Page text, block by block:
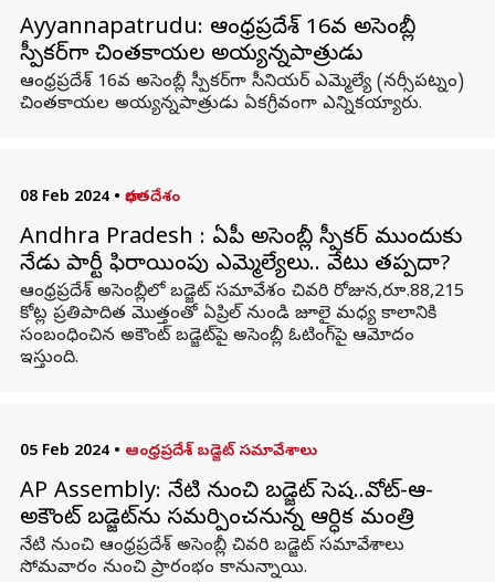
Ayyannapatrudu: ఆంధ్రప్రదేశ్‌ 16వ అసెంబ్లీ
స్పీకర్‌గా చింతకాయల అయ్యన్నపాత్రుడు
ఆంధ్రప్రదేశ్‌ 16వ అసెంబ్లీ స్పీకర్‌గా సీనియర్‌ ఎమ్మెల్యే (నర్సీపట్నం)
చింతకాయల అయ్యన్నపాత్రుడు ఏకగ్రీవంగా ఎన్నికయ్యారు.
08 Feb 2024 • భారతదేశం
Andhra Pradesh : ఏపీ అసెంబ్లీ స్పీకర్ ముందుకు
నేడు పార్టీ ఫిరాయింపు ఎమ్మెల్యేలు.. వేటు తప్పదా?
ఆంధ్రప్రదేశ్ అసెంబ్లీలో బడ్జెట్ సమావేశం చివరి రోజున,రూ.88,215
కోట్ల ప్రతిపాదిత మొత్తంతో ఏప్రిల్ నుండి జూలై మధ్య కాలానికి
సంబంధించిన అకౌంట్ బడ్జెట్‌పై అసెంబ్లీ ఓటింగ్‌పై ఆమోదం
ఇస్తుంది.
05 Feb 2024 • ఆంధ్రప్రదేశ్ బడ్జెట్ సమావేశాలు
AP Assembly: నేటి నుంచి బడ్జెట్ సెషన్..వోట్-ఆన్-
అకౌంట్ బడ్జెట్‌ను సమర్పించనున్న ఆర్ధిక మంత్రి
నేటి నుంచి ఆంధ్రప్రదేశ్ అసెంబ్లీ చివరి బడ్జెట్ సమావేశాలు
సోమవారం నుంచి ప్రారంభం కానున్నాయి.